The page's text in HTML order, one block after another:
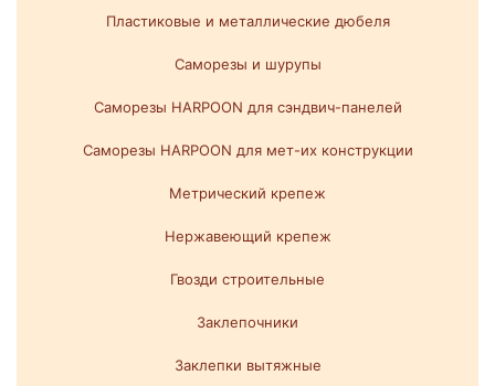
Пластиковые и металлические дюбеля
Саморезы и шурупы
Саморезы HARPOON для сэндвич-панелей
Саморезы HARPOON для мет-их конструкции
Метрический крепеж
Нержавеющий крепеж
Гвозди строительные
Заклепочники
Заклепки вытяжные